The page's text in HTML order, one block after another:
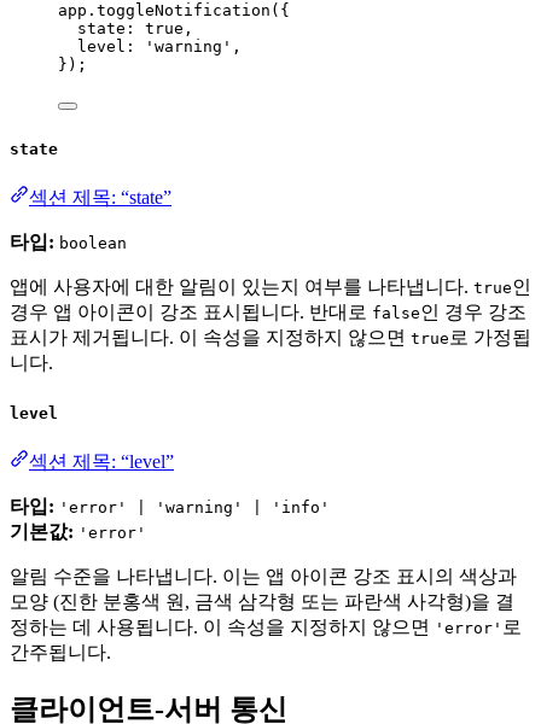
app . toggleNotification ({
state: true ,
level:
' warning ' ,
});
state
섹션 제목: “state”
타입: boolean
앱에 사용자에 대한 알림이 있는지 여부를 나타냅니다. true인
경우 앱 아이콘이 강조 표시됩니다. 반대로 false인 경우 강조
표시가 제거됩니다. 이 속성을 지정하지 않으면 true 로 가정됩
니다.
level
섹션 제목: “level”
타입: 'error' | 'warning' | 'info'
기본값: 'error'
알림 수준을 나타냅니다. 이는 앱 아이콘 강조 표시의 색상과
모양 (진한 분홍색 원, 금색 삼각형 또는 파란색 사각형)을 결
정하는 데 사용됩니다. 이 속성을 지정하지 않으면
'error' 로
간주됩니다.
클라이언트-서버 통신